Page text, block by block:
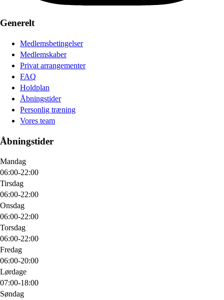
Generelt
Medlemsbetingelser
Medlemskaber
Privat arrangementer
FAQ
Holdplan
Åbningstider
Personlig træning
Vores team
Åbningstider
Mandag
06:00-22:00
Tirsdag
06:00-22:00
Onsdag
06:00-22:00
Torsdag
06:00-22:00
Fredag
06:00-20:00
Lørdage
07:00-18:00
Søndag